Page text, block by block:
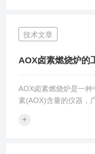
能会在其内部沉积，造
压或内部有杂质残留，
准确：这会影响检测
为进样泵的流量不稳定
技术文章
AOX卤素燃烧炉的
AOX卤素燃烧炉是一
素(AOX)含量的仪器，
程度。工作原理：
+